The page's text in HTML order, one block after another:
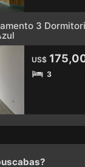
3
US$
3